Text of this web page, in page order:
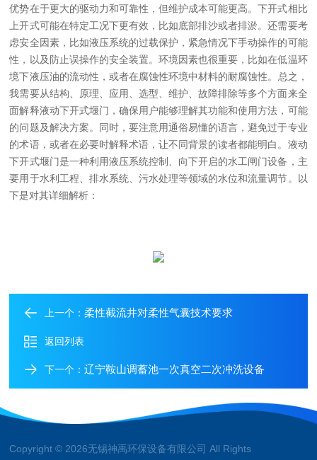
优势在于更大的驱动力和可靠性，但维护成本可能更高。下开式相比
上开式可能在特定工况下更有效，比如底部排沙或者排淤。还需要考
虑安全因素，比如液压系统的过载保护，紧急情况下手动操作的可能
性，以及防止误操作的安全装置。环境因素也很重要，比如在低温环
境下液压油的流动性，或者在腐蚀性环境中材料的耐腐蚀性。 总之，
我需要从结构、原理、应用、选型、维护、故障排除等多个方面来全
面解释液动下开式堰门，确保用户能够理解其功能和使用方法，可能
的问题及解决方案。同时，要注意用通俗易懂的语言，避免过于专业
的术语，或者在必要时解释术语，让不同背景的读者都能明白。 液动
下开式堰门是一种利用液压系统控制、向下开启的水工闸门设备，主
要用于水利工程、排水系统、污水处理等领域的水位和流量调节。以
下是对其详细解析：
上一个：柔性截流井对柔性气囊技术要求
返回列表
下一个：辽宁鞍山调蓄池一次真空二次冲洗设备
Copyright © 2026无锡神禹环保设备有限公司 All Rights